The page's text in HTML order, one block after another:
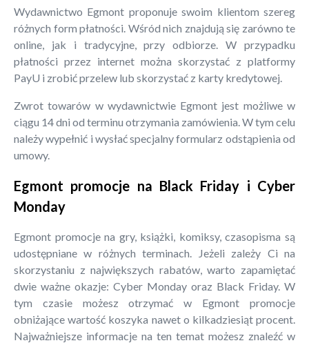
Wydawnictwo Egmont proponuje swoim klientom szereg
różnych form płatności. Wśród nich znajdują się zarówno te
online, jak i tradycyjne, przy odbiorze. W przypadku
płatności przez internet można skorzystać z platformy
PayU i zrobić przelew lub skorzystać z karty kredytowej.
Zwrot towarów w wydawnictwie Egmont jest możliwe w
ciągu 14 dni od terminu otrzymania zamówienia. W tym celu
należy wypełnić i wysłać specjalny formularz odstąpienia od
umowy.
Egmont promocje na Black Friday i Cyber
Monday
Egmont promocje na gry, książki, komiksy, czasopisma są
udostępniane w różnych terminach. Jeżeli zależy Ci na
skorzystaniu z największych rabatów, warto zapamiętać
dwie ważne okazje: Cyber Monday oraz Black Friday. W
tym czasie możesz otrzymać w Egmont promocje
obniżające wartość koszyka nawet o kilkadziesiąt procent.
Najważniejsze informacje na ten temat możesz znaleźć w